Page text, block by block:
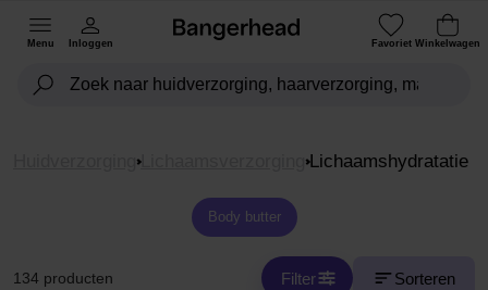
Menu Inloggen Favoriet Winkelwagen
Lichaamsverzorging Lichaamshydratatie
Body butter
134 producten Filter Sorteren